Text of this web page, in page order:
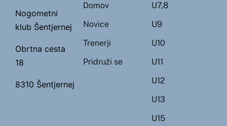
Nogometni
klub Šentjernej
Obrtna cesta
18
8310 Šentjernej
Domov
Novice
Trenerji
Pridruži se
U7,8
U9
U10
U11
U12
U13
U15